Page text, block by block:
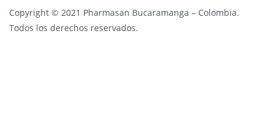
Copyright © 2021 Pharmasan Bucaramanga – Colombia.
Todos los derechos reservados.